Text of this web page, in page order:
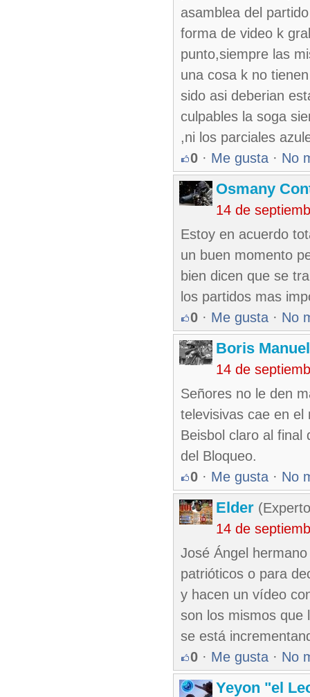
asamblea del
forma de video k
punto,siempre las
una cosa k no
sido asi deberian
culpables la soga
,ni los parciales
0 · Me gusta · No
Osmany
14 de
Estoy en acuerdo
un buen momento
bien dicen que se
los partidos mas
0 · Me gusta · No
Boris
14 de
Señores no le den
televisivas cae en el
Beisbol claro al final
del Bloqueo.
0 · Me gusta · No
Elder
14 de
José Ángel
patrióticos o para
y hacen un vídeo
son los mismos que
se está
0 · Me gusta · No
Yeyon "el